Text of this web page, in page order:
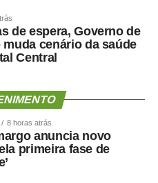
de vesícula por
de 30 procedimentos
Sistema Único de Saúde
em destaque no
um mutirão exclusivo
vítimas de queimaduras
de trabalho, tornando-
realizar uma iniciativa
público.
foram atendidos durante
de espera, Governo de
muda cenário da saúde
Central
8 horas atrás
anuncia novo
primeira fase de